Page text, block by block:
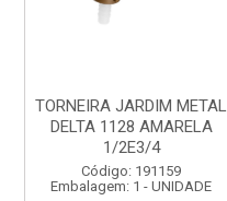
TORNEIRA JARDIM METAL
DELTA 1128 AMARELA
1/2E3/4
Código: 191159
Embalagem: 1 - UNIDADE